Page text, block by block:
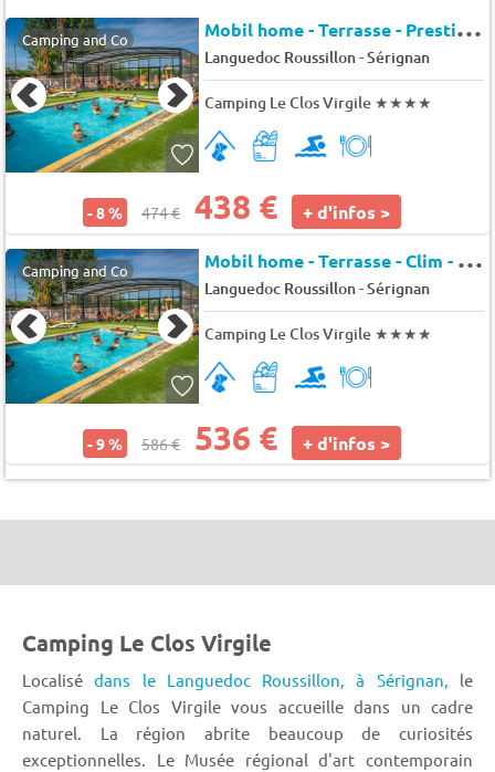
Camping and Co M
obil home - Terrasse - Prestige - Clim - TV 4 pers.
Languedoc Roussillon-Sérignan
Camping Le Clos Virgile ★★★★
- 8 % 474 € 438 € + d'infos >
Camping and Co M
obil home - Terrasse - Clim - TV 8 pers.
Languedoc Roussillon-Sérignan
Camping Le Clos Virgile ★★★★
- 9 % 586 € 536 € + d'infos >
Camping Le Clos Virgile
Localisédans le Languedoc Roussillon, à Sérignan, le
Camping Le Clos Virgile vous accueille dans un cadre
naturel. La région abrite beaucoup de curiosités
exceptionnelles. Le Musée régional d'art contemporain